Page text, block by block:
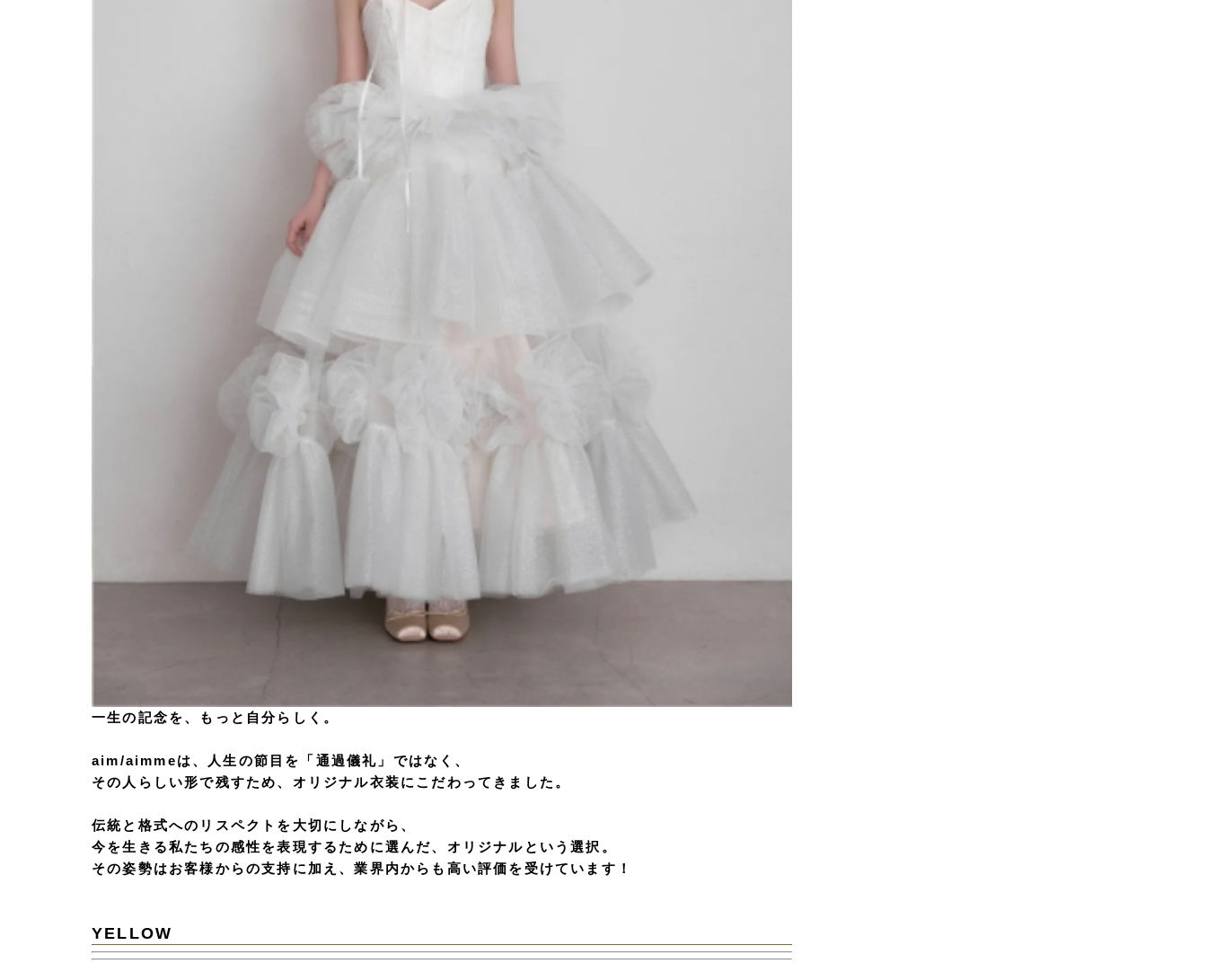
一生の記念を、もっと自分らしく。
aim/aimmeは、人生の節目を「通過儀礼」ではなく、
その人らしい形で残すため、オリジナル衣装にこだわってきました。
伝統と格式へのリスペクトを大切にしながら、
今を生きる私たちの感性を表現するために選んだ、オリジナルという選択。
その姿勢はお客様からの支持に加え、業界内からも高い評価を受けています！
YELLOW